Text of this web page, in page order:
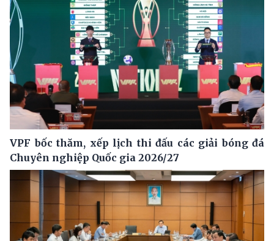
VPF bốc thăm, xếp lịch thi đấu các giải bóng đá
Chuyên nghiệp Quốc gia 2026/27